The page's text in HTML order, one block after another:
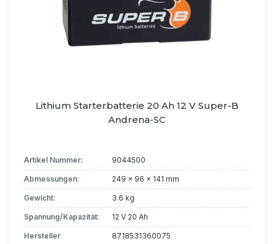
Lithium Starterbatterie 20 Ah 12 V Super-B
Andrena-SC
Artikel Nummer: 9044500
Abmessungen: 249 x 96 x 141 mm
Gewicht: 3.6 kg
Spannung/Kapazität: 12 V 20 Ah
Hersteller
8718531360075